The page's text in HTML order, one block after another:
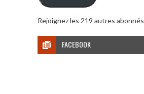
Rejoignez les 219 autres abonnés
FACEBOOK